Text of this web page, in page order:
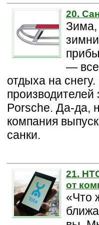
20.
Зима,
— все
отдыха на
Porsche. Да-да,
компания
санки.
21.
от
«Что